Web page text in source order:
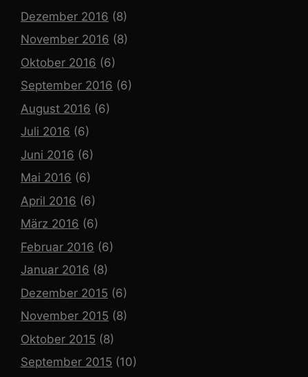
Dezember 2016 (8)
November 2016 (8)
Oktober 2016 (6)
September 2016 (6)
August 2016 (6)
Juli 2016 (6)
Juni 2016 (6)
Mai 2016 (6)
April 2016 (6)
März 2016 (6)
Februar 2016 (6)
Januar 2016 (8)
Dezember 2015 (6)
November 2015 (8)
Oktober 2015 (8)
September 2015 (10)